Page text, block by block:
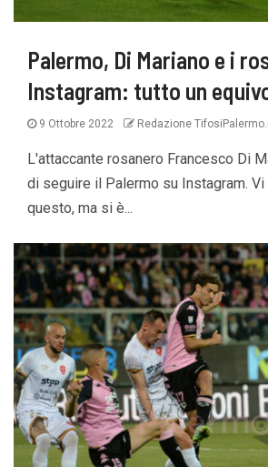
Palermo, Di Mariano e i
Instagram: tutto un
9 Ottobre 2022 Redazione
L'attaccante rosanero Francesco Di
di seguire il Palermo su Instagram.
questo, ma si è...